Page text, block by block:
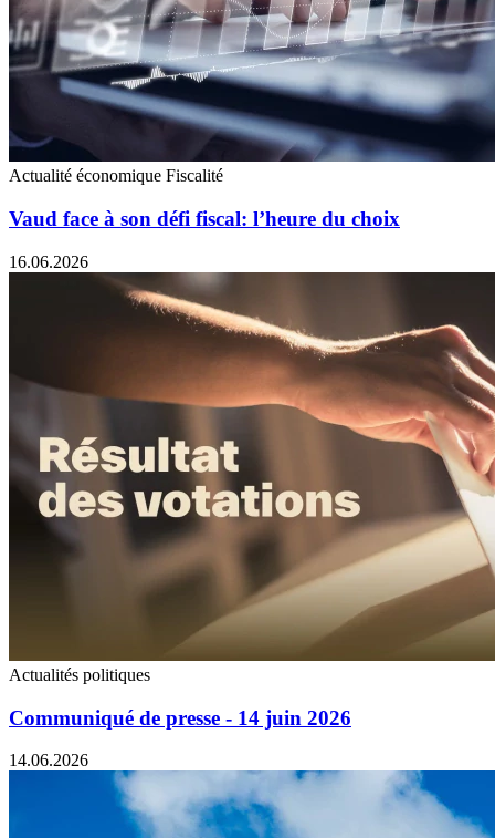
Actualité économique Fiscalité
Vaud face à son défi fiscal: l’heure du choix
16.06.2026
Actualités politiques
Communiqué de presse - 14 juin 2026
14.06.2026